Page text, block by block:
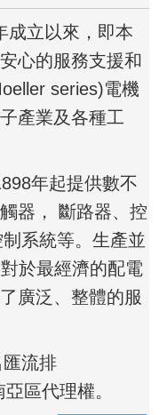
成立以來，即本
心的服務支援和
series)電機
產業及各種工
年起提供數不
器， 斷路器、控
系統等。生產並
於最經濟的配電
廣泛、整體的服
流排
區代理權。